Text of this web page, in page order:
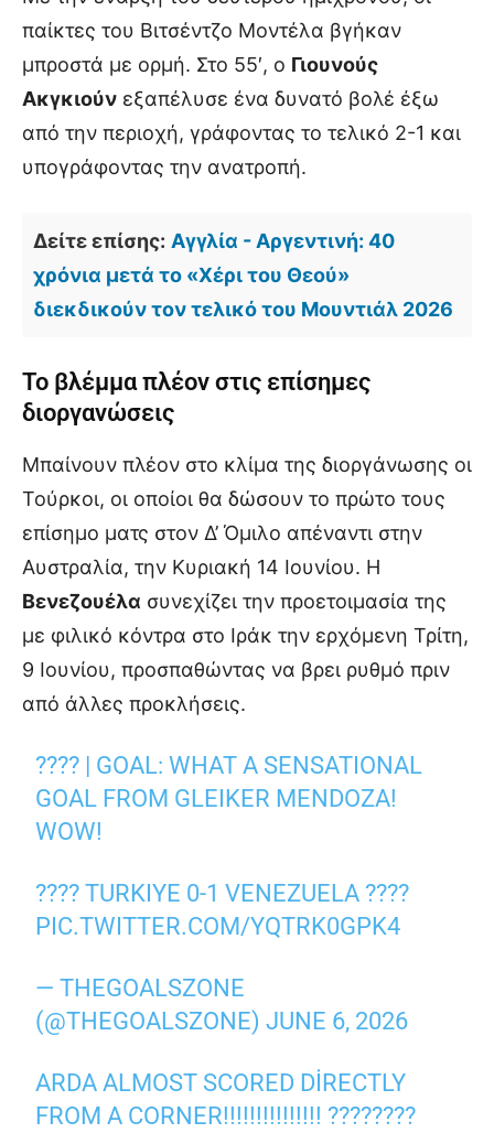
παίκτες του Βιτσέντζο Μοντέλα βγήκαν
μπροστά με ορμή. Στο 55′, ο Γιουνούς
Ακγκιούν εξαπέλυσε ένα δυνατό βολέ έξω
από την περιοχή, γράφοντας το τελικό 2-1 και
υπογράφοντας την ανατροπή.
Δείτε επίσης: Αγγλία - Αργεντινή: 40
χρόνια μετά το «Χέρι του Θεού»
διεκδικούν τον τελικό του Μουντιάλ 2026
Το βλέμμα πλέον στις επίσημες
διοργανώσεις
Μπαίνουν πλέον στο κλίμα της διοργάνωσης οι
Τούρκοι, οι οποίοι θα δώσουν το πρώτο τους
επίσημο ματς στον Δ’ Όμιλο απέναντι στην
Αυστραλία, την Κυριακή 14 Ιουνίου. Η
Βενεζουέλα συνεχίζει την προετοιμασία της
με φιλικό κόντρα στο Ιράκ την ερχόμενη Τρίτη,
9 Ιουνίου, προσπαθώντας να βρει ρυθμό πριν
από άλλες προκλήσεις.
???? | GOAL: WHAT A SENSATIONAL
GOAL FROM GLEIKER MENDOZA!
WOW!
???? TURKIYE 0-1 VENEZUELA ????
PIC.TWITTER.COM/YQTRK0GPK4
— THEGOALSZONE
(@THEGOALSZONE)JUNE 6, 2026
ARDA ALMOST SCORED DIRECTLY
FROM A CORNER!!!!!!!!!!!!!!! ????????